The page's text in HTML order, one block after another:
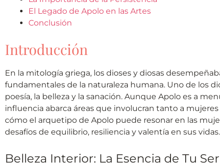
El Legado de Apolo en las Artes
Conclusión
Introducción
En la mitología griega, los dioses y diosas
fundamentales de la naturaleza humana. Uno de los
poesía, la belleza y la sanación. Aunque Apolo es a
influencia abarca áreas que involucran tanto a
cómo el arquetipo de Apolo puede resonar en las
desafíos de equilibrio, resiliencia y valentía en sus vidas.
Belleza Interior: La Esencia de Tu Ser